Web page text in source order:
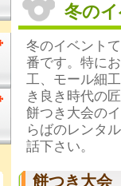
冬の
冬のイベント
番です。特に
工、モール細
き良き時代の
餅つき大会の
らばのレンタ
話下さい。
餅つき大会